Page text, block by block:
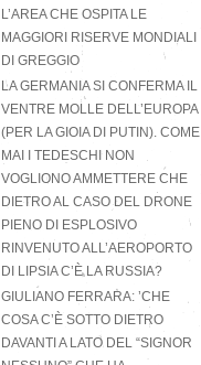
L’AREA CHE OSPITA LE
MAGGIORI RISERVE MONDIALI
DI GREGGIO
LA GERMANIA SI CONFERMA IL
VENTRE MOLLE DELL’EUROPA
(PER LA GIOIA DI PUTIN). COME
MAI I TEDESCHI NON
VOGLIONO AMMETTERE CHE
DIETRO AL CASO DEL DRONE
PIENO DI ESPLOSIVO
RINVENUTO ALL’AEROPORTO
DI LIPSIA C’È LA RUSSIA?
GIULIANO FERRARA: ’CHE
COSA C’È SOTTO DIETRO
DAVANTI A LATO DEL “SIGNOR